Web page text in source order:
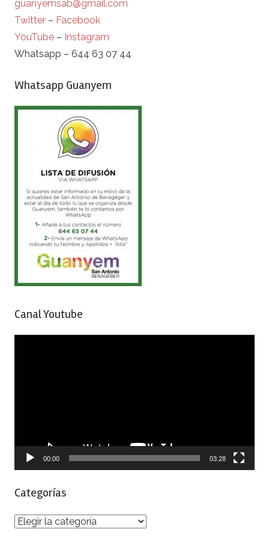
guanyemsab@gmail.com
Twitter – Facebook
YouTube – Instagram
Whatsapp – 644 63 07 44
Whatsapp Guanyem
Canal Youtube
00:00 03:28
Categorías
Categorías